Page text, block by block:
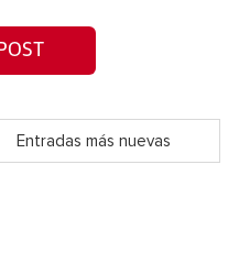
Entradas más nuevas